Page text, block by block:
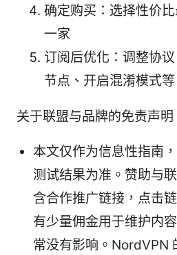
确定购买：选择性价
一家
订阅后优化：调整协
节点、开启混淆模式等
关于联盟与品牌的免责声明
本文仅作为信息性指南
测试结果为准。赞助与
含合作推广链接，点击
有少量佣金用于维护内
常没有影响。NordVPN